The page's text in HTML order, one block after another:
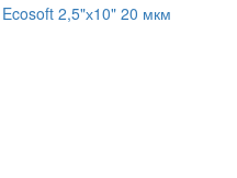
Ecosoft 2,5"х10" 20 мкм